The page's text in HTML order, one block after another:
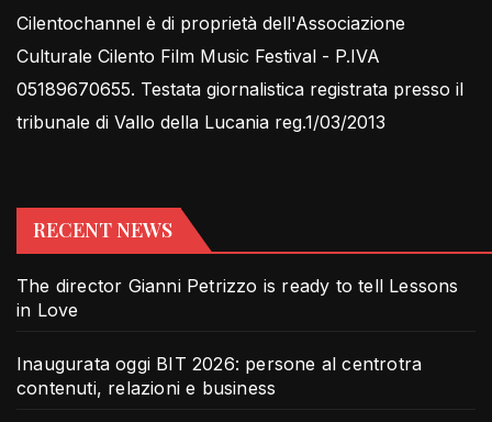
Cilentochannel è di proprietà dell'Associazione
Culturale Cilento Film Music Festival - P.IVA
05189670655. Testata giornalistica registrata presso il
tribunale di Vallo della Lucania reg.1/03/2013
RECENT NEWS
The director Gianni Petrizzo is ready to tell Lessons
in Love
Inaugurata oggi BIT 2026: persone al centrotra
contenuti, relazioni e business